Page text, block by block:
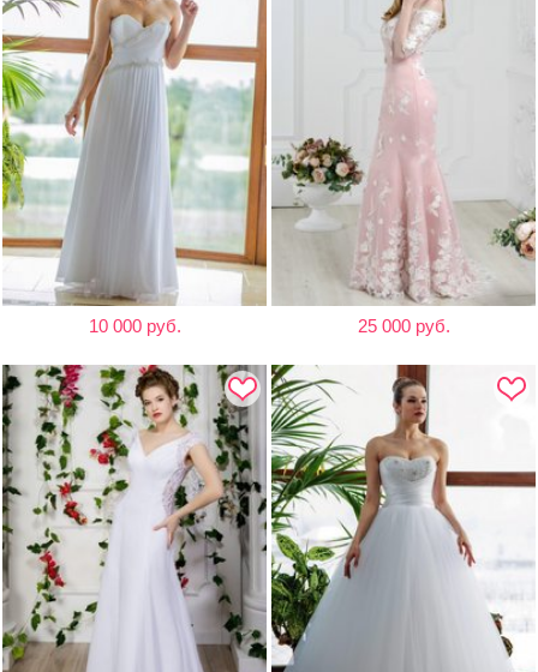
10 000 руб. 25 000 руб.